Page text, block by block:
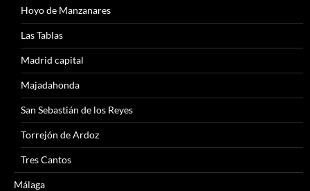
Hoyo de Manzanares
Las Tablas
Madrid capital
Majadahonda
San Sebastián de los Reyes
Torrejón de Ardoz
Tres Cantos
Málaga